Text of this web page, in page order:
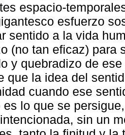
espacio-
esfuerzo
sentido a la vida
(no tan eficaz) para
y quebradizo de
que la idea del
cuando ese
es lo que se
sin un